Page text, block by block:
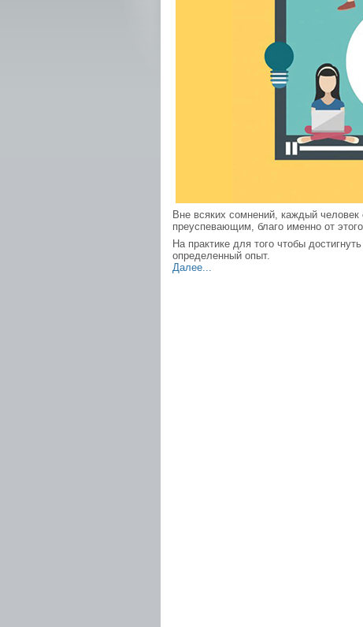
Вне всяких сомнений, каждый
преуспевающим, благо именно от
На практике для того чтобы
определенный опыт.
Далее...